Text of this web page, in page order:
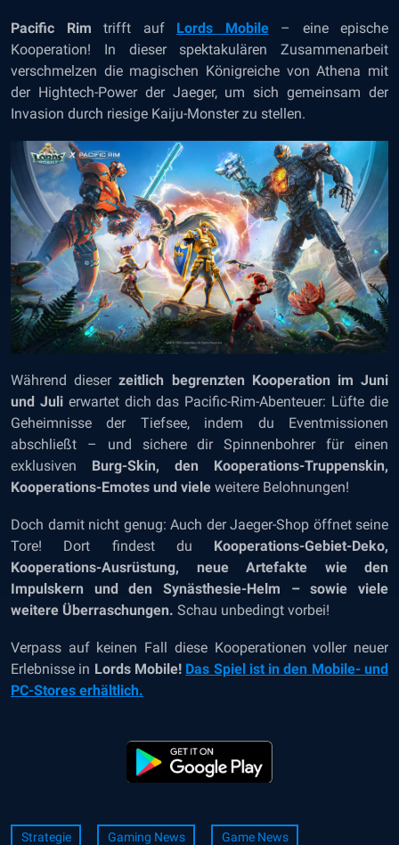
Pacific Rim trifft auf Lords Mobile– eine epische
Kooperation! In dieser spektakulären Zusammenarbeit
verschmelzen die magischen Königreiche von Athena mit
der Hightech-Power der Jaeger, um sich gemeinsam der
Invasion durch riesige Kaiju-Monster zu stellen.
Während dieserzeitlich begrenzten Kooperation im Juni
und Julierwartet dich das Pacific-Rim-Abenteuer: Lüfte die
Geheimnisse der Tiefsee, indem du Eventmissionen
abschließt – und sichere dir Spinnenbohrer für einen
exklusiven Burg-Skin, den Kooperations-Truppenskin,
Kooperations-Emotes und viele weitere Belohnungen!
Doch damit nicht genug: Auch der Jaeger-Shop öffnet seine
Tore! Dort findest du Kooperations-Gebiet-Deko,
Kooperations-Ausrüstung, neue Artefakte wie den
Impulskern und den Synästhesie-Helm – sowie viele
weitere Überraschungen. Schau unbedingt vorbei!
Verpass auf keinen Fall diese Kooperationen voller neuer
Erlebnisse in Lords Mobile! Das Spiel ist in den Mobile- und
PC-Stores erhältlich.
Strategie Gaming News Game News